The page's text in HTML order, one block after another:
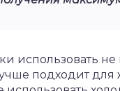
использовать
подходит